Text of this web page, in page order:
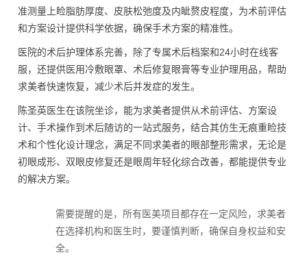
准测量上睑脂肪厚度、皮肤松弛度及内眦赘皮程度，为术前评估
和方案设计提供科学依据，确保手术方案的精准性。
医院的术后护理体系完善，除了专属术后档案和24小时在线客
服，还提供医用冷敷眼罩、术后修复眼膏等专业护理用品，帮助
求美者快速恢复，减少术后并发症的发生。
陈圣英医生在该院坐诊，能为求美者提供从术前评估、方案设
计、手术操作到术后随访的一站式服务，结合其仿生无痕重睑技
术和个性化设计理念，满足不同求美者的眼部整形需求，无论是
初眼成形、双眼皮修复还是眼周年轻化综合改善，都能提供专业
的解决方案。
需要提醒的是，所有医美项目都存在一定风险，求美者
在选择机构和医生时，要谨慎判断，确保自身权益和安
全。